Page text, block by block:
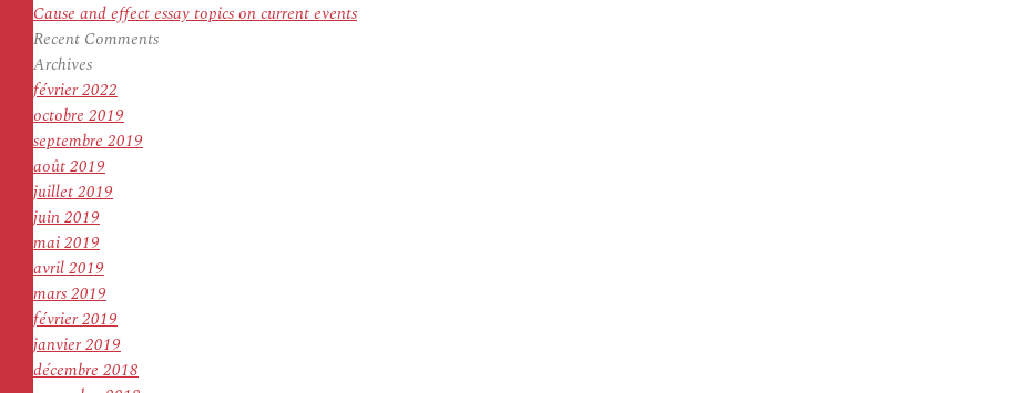
Cause and effect essay topics on current events
Recent Comments
Archives
février 2022
octobre 2019
septembre 2019
août 2019
juillet 2019
juin 2019
mai 2019
avril 2019
mars 2019
février 2019
janvier 2019
décembre 2018